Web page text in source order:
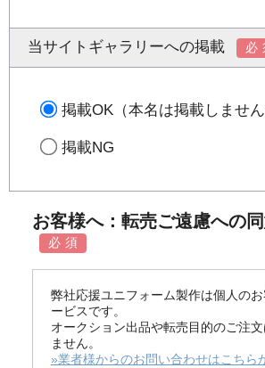
当サイトギャラリーへの掲載 必
掲載OK（本名は掲載しません
掲載NG
お客様へ：転売ご遠慮への
必須
弊社応援ユニフォーム製作は個人の
ービスです。
オークション出品や転売目的のご注
ません。
»業者様からのお問い合わせはこちら